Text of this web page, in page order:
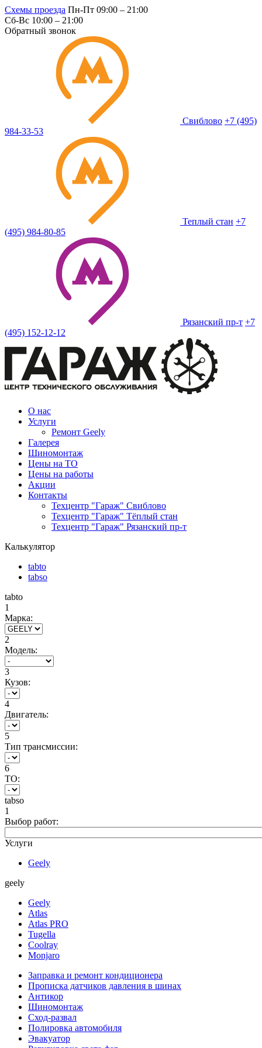
Схемы проезда Пн-Пт 09:00 – 21:00
Сб-Вс 10:00 – 21:00
Обратный звонок
Свиблово +7 (495)
984-33-53
Теплый стан +7
(495) 984-80-85
Рязанский пр-т +7
(495) 152-12-12
О нас
Услуги
Ремонт Geely
Галерея
Шиномонтаж
Цены на ТО
Цены на работы
Акции
Контакты
Техцентр "Гараж" Свиблово
Техцентр "Гараж" Тёплый стан
Техцентр "Гараж" Рязанский пр-т
Калькулятор
tabto
tabso
tabto
1
Марка:
2
Модель:
3
Кузов:
4
Двигатель:
5
Тип трансмиссии:
6
ТО:
tabso
1
Выбор работ:
Услуги
Geely
geely
Geely
Atlas
Atlas PRO
Tugella
Coolray
Monjaro
Заправка и ремонт кондиционера
Прописка датчиков давления в шинах
Антикор
Шиномонтаж
Сход-развал
Полировка автомобиля
Эвакуатор